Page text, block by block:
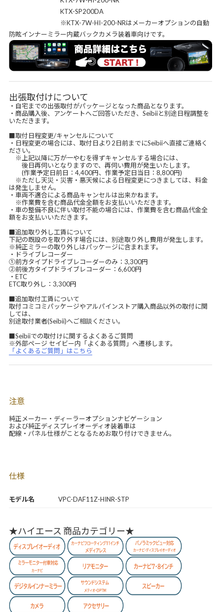
モデル名 VPC-DAF11Z-HINR-STP
KTX-SP200DA
※KTX-7W-HI-200-NRはメーカーオプションの自動
防眩インナーミラー内蔵バックカメラ装着車向けです。
出張取付けについて
・自宅までの出張取付がパッケージとなった商品となります。
・商品購入後、アンケートへご回答いただき、Seibiiと別途日程調整を
いただきます。
■取付日程変更/キャンセルについて
・日程変更の場合には、取付日より2日前までにSeibiiへ直接ご連絡く
ださい。
※上記以降に万が一やむを得ずキャンセルする場合には、
後日再伺いとなりますので、再伺い費用が発生いたします。
(作業予定日前日：4,400円、作業予定日当日：8,800円)
※ただし天災・災害・悪天候による日程変更につきましては、料金
は発生しません。
・車両不適合による商品キャンセルは出来かねます。
※作業費を含む商品代金全額をお支払いいただきます。
・車の整備不良に伴い取付不能の場合には、作業費を含む商品代金全
額をお支払いいただきます。
■追加取り外し工賃について
下記の既設のを取り外す場合には、別途取り外し費用が発生します。
※純正ミラーの取り外しはパッケージに含まれます。
・ドライブレコーダー
①前方タイプドライブレコーダーのみ：3,300円
②前後方タイプドライブレコーダー：6,600円
・ETC
ETC取り外し：3,300円
■追加取付工賃について
取付コミコミパッケージやアルパインストア購入商品以外の取付に関
しては、
別途取付業者(Seibii)へご相談ください。
■Seibiiでの取付けに関するよくあるご質問
※外部ページ セイビー内「よくある質問」へ遷移します。
「よくあるご質問」はこちら
注意
純正メーカー・ディーラーオプションナビゲーション
および純正ディスプレイオーディオ装着車は
配線・パネル仕様がことなるためお取り付けできません。
仕様
★ハイエース 商品カテゴリー★